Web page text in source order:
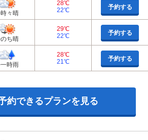
々晴
28℃
22℃
予約する
ち晴
29℃
22℃
予約する
時雨
28℃
21℃
予約する
約できるプランを見る